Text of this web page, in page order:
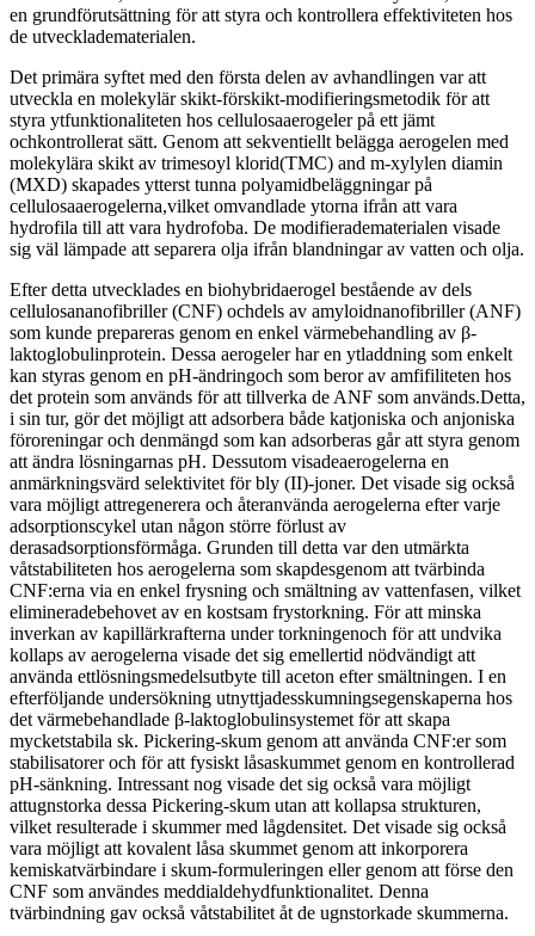
en grundförutsättning för att styra och kontrollera effektiviteten hos
de utveckladematerialen.
Det primära syftet med den första delen av avhandlingen var att
utveckla en molekylär skikt-förskikt-modifieringsmetodik för att
styra ytfunktionaliteten hos cellulosaaerogeler på ett jämt
ochkontrollerat sätt. Genom att sekventiellt belägga aerogelen med
molekylära skikt av trimesoyl klorid(TMC) and m-xylylen diamin
(MXD) skapades ytterst tunna polyamidbeläggningar på
cellulosaaerogelerna,vilket omvandlade ytorna ifrån att vara
hydrofila till att vara hydrofoba. De modifieradematerialen visade
sig väl lämpade att separera olja ifrån blandningar av vatten och olja.
Efter detta utvecklades en biohybridaerogel bestående av dels
cellulosananofibriller (CNF) ochdels av amyloidnanofibriller (ANF)
som kunde prepareras genom en enkel värmebehandling av β-
laktoglobulinprotein. Dessa aerogeler har en ytladdning som enkelt
kan styras genom en pH-ändringoch som beror av amfifiliteten hos
det protein som används för att tillverka de ANF som används.Detta,
i sin tur, gör det möjligt att adsorbera både katjoniska och anjoniska
föroreningar och denmängd som kan adsorberas går att styra genom
att ändra lösningarnas pH. Dessutom visadeaerogelerna en
anmärkningsvärd selektivitet för bly (II)-joner. Det visade sig också
vara möjligt attregenerera och återanvända aerogelerna efter varje
adsorptionscykel utan någon större förlust av
derasadsorptionsförmåga. Grunden till detta var den utmärkta
våtstabiliteten hos aerogelerna som skapdesgenom att tvärbinda
CNF:erna via en enkel frysning och smältning av vattenfasen, vilket
elimineradebehovet av en kostsam frystorkning. För att minska
inverkan av kapillärkrafterna under torkningenoch för att undvika
kollaps av aerogelerna visade det sig emellertid nödvändigt att
använda ettlösningsmedelsutbyte till aceton efter smältningen. I en
efterföljande undersökning utnyttjadesskumningsegenskaperna hos
det värmebehandlade β-laktoglobulinsystemet för att skapa
mycketstabila sk. Pickering-skum genom att använda CNF:er som
stabilisatorer och för att fysiskt låsaskummet genom en kontrollerad
pH-sänkning. Intressant nog visade det sig också vara möjligt
attugnstorka dessa Pickering-skum utan att kollapsa strukturen,
vilket resulterade i skummer med lågdensitet. Det visade sig också
vara möjligt att kovalent låsa skummet genom att inkorporera
kemiskatvärbindare i skum-formuleringen eller genom att förse den
CNF som användes meddialdehydfunktionalitet. Denna
tvärbindning gav också våtstabilitet åt de ugnstorkade skummerna.